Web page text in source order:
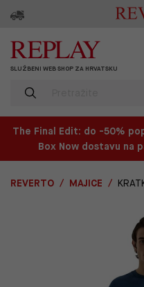
SLUŽBENI WEB SHOP ZA HRVATSKU
The Final Edit: do -50%
Box Now dostavu na
REVERTO MAJICE